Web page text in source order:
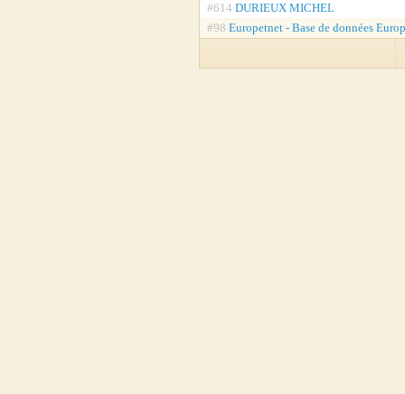
#614 DURIEUX MICHEL
#98 Europetnet - Base de données